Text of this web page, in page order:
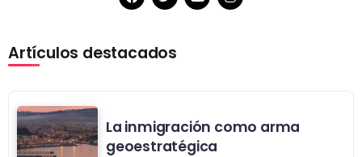
Artículos destacados
La inmigración como arma
geoestratégica